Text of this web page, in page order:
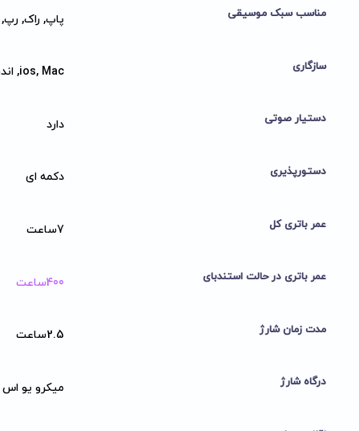
مناسب سبک موسیقی پاپ, راک,
سازگاری ios, Mac, اندروید, ویندوز
دستیار صوتی دارد
دستورپذیری دکمه ای
عمر باتری کل 7ساعت
عمر باتری در حالت استندبای 400ساعت
مدت زمان شارژ 2.5ساعت
درگاه شارژ میکرو یو